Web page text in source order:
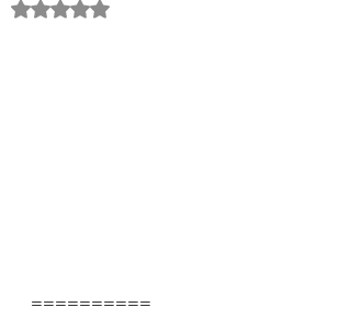
5つ星のうちNaNと評価されています。
==========